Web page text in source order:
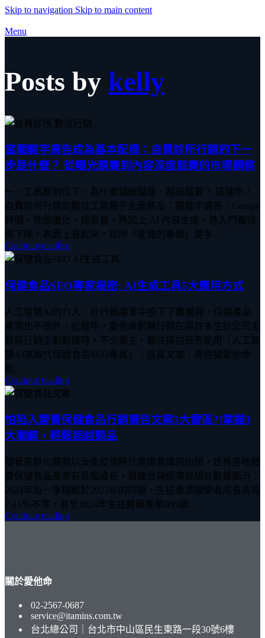
Skip to navigation Skip to main content
Menu
Posts by kelly
當關鍵字廣告成為基本配備：自費診所行銷的下一
步是什麼？ 從曝光競賽到內容深度競賽的市場觀察
一、工具都到位了，為什麼越做越像、越投越累？ 這幾年，
自費診所行銷的數位工具幾乎全面普及：關鍵字廣告、Google
評價、地圖優化、短影音、再加上 AI 內容生成，進入門檻快
速下降。表面上看起來，診所「能做的事情」變多...
Continue reading
保健食品SEO專家揭密: AI生成工具5大應用方式
人工智慧AI的介入，在行銷產業中投下了震撼彈，保健產品
產業也不例外，近幾年，愛他命創醫行銷在與許多生技公司主
管與行銷企劃對談時，不少業主，都在探討是否能用「人工智
慧AI來取代保健食品SEO專員」，這篇文章，將根據愛他命
創...
Continue reading
怕陷入營養保健食品行銷廣告文案3大雷區?!掌握3
大關鍵，輕鬆超越競品
隨著高齡化趨勢以及後疫情時代健康意識的抬頭，世界各地營
養保健食品產業有巨幅成長，根據台灣經濟部統計數據顯示：
2024年每一季相較於2023年的同期，生技產業總營收成長皆有
7-11％不等，甚至2024年生技醫藥產業IPO總...
Continue reading
關於愛他命
02-2567-0687
service@itamins.com.tw
台北總公司｜台北市中山區民生東路一段30號6樓